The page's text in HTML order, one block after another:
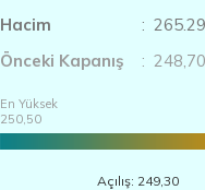
Hacim
:
Önceki Kapanış
: 248,70
En Yüksek
250,50
Açılış: 249,30